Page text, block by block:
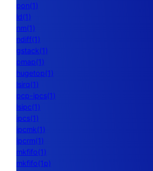
pon(1)
ld(1)
nm(1)
ndiff(1)
gstack(1)
pmap(1)
hugetop(1)
lsirq(1)
pcp-ipcs(1)
lsipc(1)
ipcs(1)
ipcmk(1)
ipcrm(1)
mkfifo(1)
mkfifo(1p)